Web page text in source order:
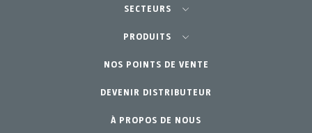
SECTEURS
Agriculture-Horticulture
Potager Urbain-GreenCity
Jardinage Professionnel
Jardin Particulier
PRODUITS
Équipements
Accessoires
Pièces de rechange
NOS POINTS DE VENTE
DEVENIR DISTRIBUTEUR
À PROPOS DE NOUS